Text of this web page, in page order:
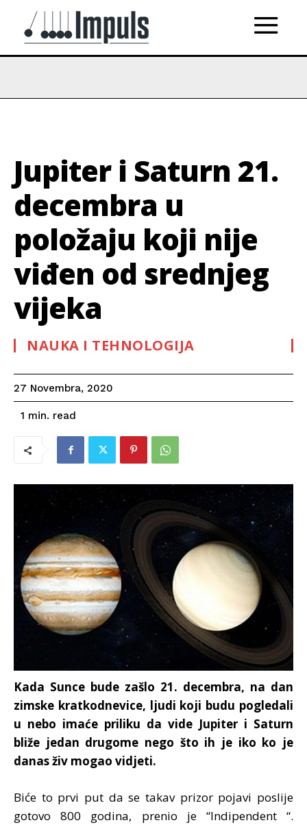
Jupiter i Saturn 21.
decembra u
položaju koji nije
viđen od srednjeg
vijeka
NAUKA I TEHNOLOGIJA
27 Novembra, 2020
1 min. read
Kada Sunce bude zašlo 21. decembra, na dan
zimske kratkodnevice, ljudi koji budu pogledali
u nebo imaće priliku da vide Jupiter i Saturn
bliže jedan drugome nego što ih je iko ko je
danas živ mogao vidjeti.
Biće to prvi put da se takav prizor pojavi poslije
gotovo 800 godina, prenio je “Indipendent “.